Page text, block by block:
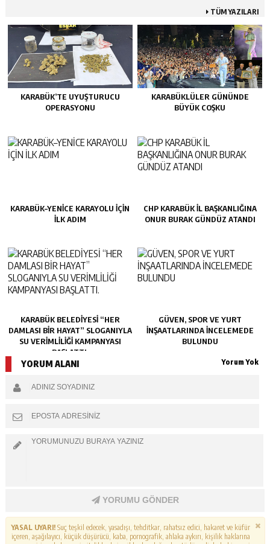
TÜM YAZILARI
KARABÜK’TE UYUŞTURUCU
OPERASYONU
KARABÜKLÜLER GÜNÜNDE
BÜYÜK COŞKU
KARABÜK–YENİCE KARAYOLU İÇİN
İLK ADIM
CHP KARABÜK İL BAŞKANLIĞINA
ONUR BURAK GÜNDÜZ ATANDI
KARABÜK BELEDİYESİ “HER
DAMLASI BİR HAYAT” SLOGANIYLA
SU VERİMLİLİĞİ KAMPANYASI
BAŞLATTI.
GÜVEN, SPOR VE YURT
İNŞAATLARINDA İNCELEMEDE
BULUNDU
YORUM ALANI Yorum Yok
YORUMU GÖNDER
YASAL UYARI!Suç teşkil edecek, yasadışı, tehditkar, rahatsız edici, hakaret ve küfür
içeren, aşağılayıcı, küçük düşürücü, kaba, pornografik, ahlaka aykırı, kişilik haklarına